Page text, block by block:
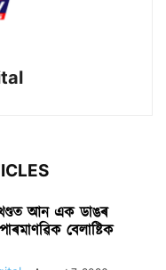
খণ্ডত আন এক ডাঙৰ
বেলাষ্টিক